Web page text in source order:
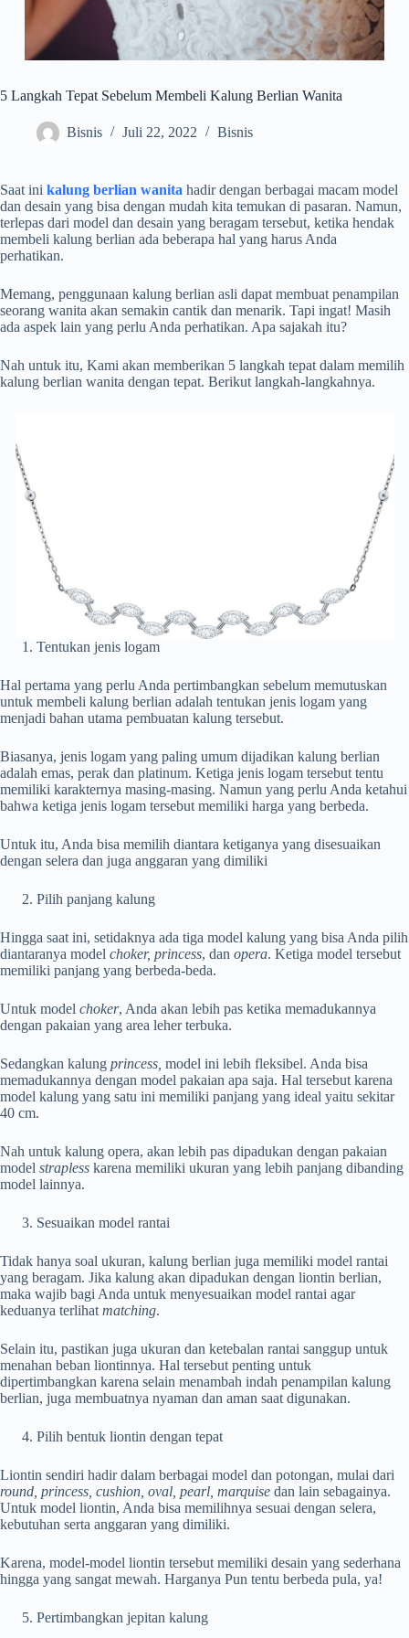
5 Langkah Tepat Sebelum Membeli Kalung Berlian Wanita
Bisnis Juli 22, 2022 Bisnis
Saat ini kalung berlian wanita hadir dengan berbagai macam model
dan desain yang bisa dengan mudah kita temukan di pasaran. Namun,
terlepas dari model dan desain yang beragam tersebut, ketika hendak
membeli kalung berlian ada beberapa hal yang harus Anda
perhatikan.
Memang, penggunaan kalung berlian asli dapat membuat penampilan
seorang wanita akan semakin cantik dan menarik. Tapi ingat! Masih
ada aspek lain yang perlu Anda perhatikan. Apa sajakah itu?
Nah untuk itu, Kami akan memberikan 5 langkah tepat dalam memilih
kalung berlian wanita dengan tepat. Berikut langkah-langkahnya.
Tentukan jenis logam
Hal pertama yang perlu Anda pertimbangkan sebelum memutuskan
untuk membeli kalung berlian adalah tentukan jenis logam yang
menjadi bahan utama pembuatan kalung tersebut.
Biasanya, jenis logam yang paling umum dijadikan kalung berlian
adalah emas, perak dan platinum. Ketiga jenis logam tersebut tentu
memiliki karakternya masing-masing. Namun yang perlu Anda ketahui
bahwa ketiga jenis logam tersebut memiliki harga yang berbeda.
Untuk itu, Anda bisa memilih diantara ketiganya yang disesuaikan
dengan selera dan juga anggaran yang dimiliki
Pilih panjang kalung
Hingga saat ini, setidaknya ada tiga model kalung yang bisa Anda pilih
diantaranya model choker, princess, dan opera. Ketiga model tersebut
memiliki panjang yang berbeda-beda.
Untuk model choker, Anda akan lebih pas ketika memadukannya
dengan pakaian yang area leher terbuka.
Sedangkan kalung princess, model ini lebih fleksibel. Anda bisa
memadukannya dengan model pakaian apa saja. Hal tersebut karena
model kalung yang satu ini memiliki panjang yang ideal yaitu sekitar
40 cm.
Nah untuk kalung opera, akan lebih pas dipadukan dengan pakaian
model strapless karena memiliki ukuran yang lebih panjang dibanding
model lainnya.
Sesuaikan model rantai
Tidak hanya soal ukuran, kalung berlian juga memiliki model rantai
yang beragam. Jika kalung akan dipadukan dengan liontin berlian,
maka wajib bagi Anda untuk menyesuaikan model rantai agar
keduanya terlihat matching.
Selain itu, pastikan juga ukuran dan ketebalan rantai sanggup untuk
menahan beban liontinnya. Hal tersebut penting untuk
dipertimbangkan karena selain menambah indah penampilan kalung
berlian, juga membuatnya nyaman dan aman saat digunakan.
Pilih bentuk liontin dengan tepat
Liontin sendiri hadir dalam berbagai model dan potongan, mulai dari
round, princess, cushion, oval, pearl, marquise dan lain sebagainya.
Untuk model liontin, Anda bisa memilihnya sesuai dengan selera,
kebutuhan serta anggaran yang dimiliki.
Karena, model-model liontin tersebut memiliki desain yang sederhana
hingga yang sangat mewah. Harganya Pun tentu berbeda pula, ya!
Pertimbangkan jepitan kalung